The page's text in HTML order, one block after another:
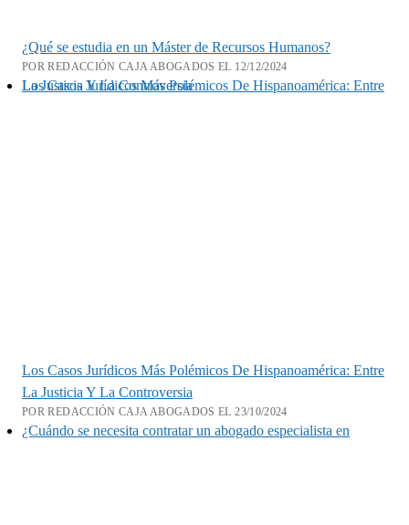
¿Qué se estudia en un Máster de Recursos Humanos?
POR REDACCIÓN CAJA ABOGADOS EL 12/12/2024
Los Casos Jurídicos Más Polémicos De Hispanoamérica: Entre La Justicia Y La Controversia
Los Casos Jurídicos Más Polémicos De Hispanoamérica: Entre
La Justicia Y La Controversia
POR REDACCIÓN CAJA ABOGADOS EL 23/10/2024
¿Cuándo se necesita contratar un abogado especialista en